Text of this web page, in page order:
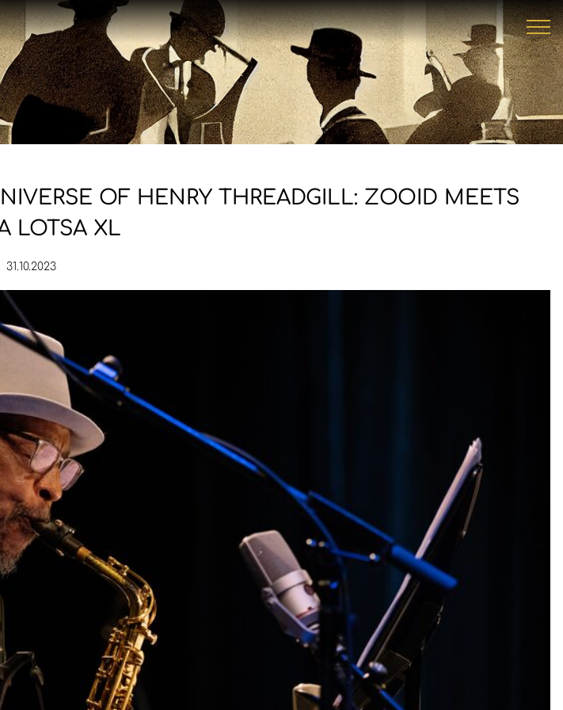
HOME
INTERVIEWS
ALBEN
OF HENRY THREADGILL: ZOOID MEETS
LOTSA XL
31.10.2023